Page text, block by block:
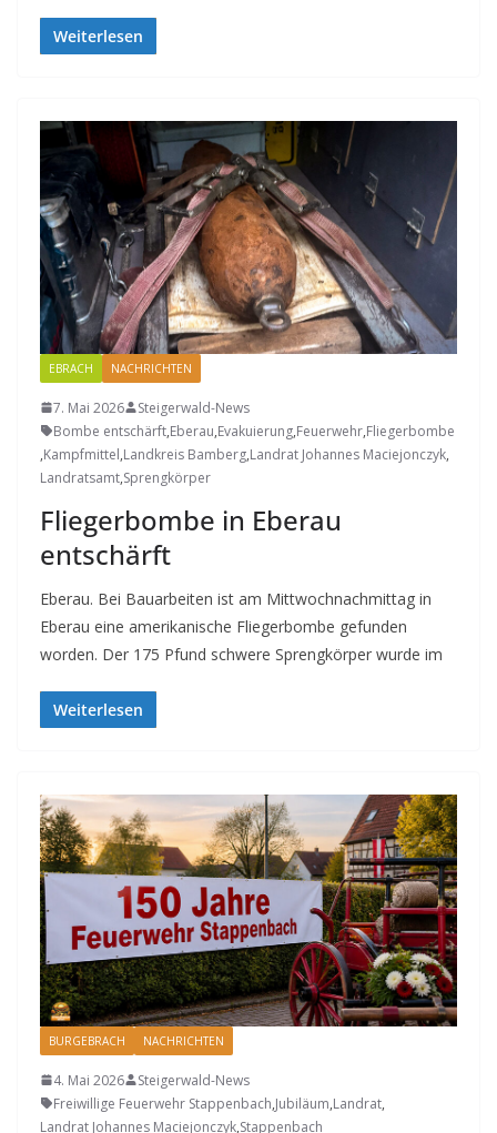
Weiterlesen
EBRACH NACHRICHTEN
7. Mai 2026
Steigerwald-News
Bombe entschärft,Eberau,Evakuierung,Feuerwehr,Fliegerbombe
,Kampfmittel,Landkreis Bamberg,Landrat Johannes Maciejonczyk,
Landratsamt,Sprengkörper
Fliegerbombe in Eberau
entschärft
Eberau. Bei Bauarbeiten ist am Mittwochnachmittag in
Eberau eine amerikanische Fliegerbombe gefunden
worden. Der 175 Pfund schwere Sprengkörper wurde im
Weiterlesen
BURGEBRACH NACHRICHTEN
4. Mai 2026
Steigerwald-News
Freiwillige Feuerwehr Stappenbach,Jubiläum,Landrat,
Landrat Johannes Maciejonczyk,Stappenbach